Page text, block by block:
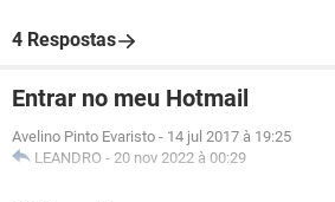
4 Respostas
Entrar no meu Hotmail
Avelino Pinto Evaristo - 14 jul 2017 à 19:25
LEANDRO - 20 nov 2022 à 00:29